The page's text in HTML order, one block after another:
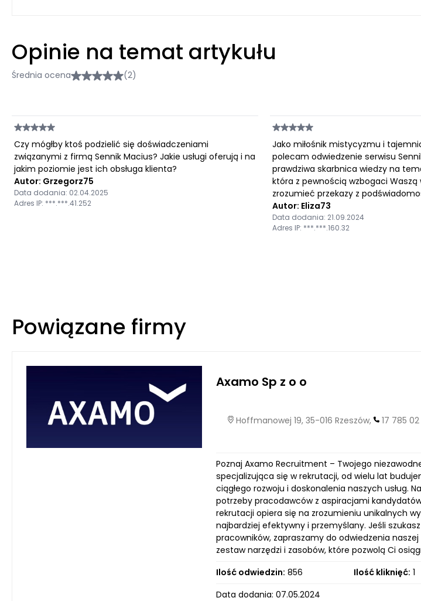
Opinie na temat artykułu
Średnia ocena (2)
Czy mógłby ktoś podzielić się doświadczeniami
związanymi z firmą Sennik Macius? Jakie usługi oferują i na
jakim poziomie jest ich obsługa klienta?
Autor: Grzegorz75
Data dodania: 02.04.2025
Adres IP: ***.***.41.252
Jako miłośnik mistycyzmu i
polecam odwiedzenie serwisu
prawdziwa skarbnica wiedzy na
która z pewnością wzbogaci
zrozumieć przekazy z
Autor: Eliza73
Data dodania: 21.09.2024
Adres IP: ***.***.160.32
Powiązane firmy
Axamo Sp z o o
Hoffmanowej 19, 35-016 Rzeszów, 17 785
Poznaj Axamo Recruitment – Twojego
specjalizująca się w rekrutacji, od wielu lat
ciągłego rozwoju i doskonalenia naszych usług.
potrzeby pracodawców z aspiracjami
rekrutacji opiera się na zrozumieniu unikalnych
najbardziej efektywny i przemyślany. Jeśli
pracowników, zapraszamy do odwiedzenia
zestaw narzędzi i zasobów, które pozwolą Ci
Ilość odwiedzin: 856 Ilość kliknięć: 1
Data dodania: 07.05.2024